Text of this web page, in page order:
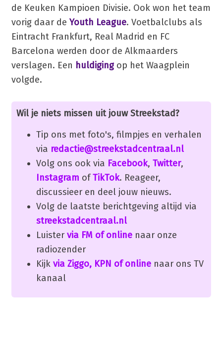
de Keuken Kampioen Divisie. Ook won het team
vorig daar de Youth League. Voetbalclubs als
Eintracht Frankfurt, Real Madrid en FC
Barcelona werden door de Alkmaarders
verslagen. Een huldigingop het Waagplein
volgde.
Wil je niets missen uit jouw Streekstad?
Tip ons met foto's, filmpjes en verhalen
via redactie@streekstadcentraal.nl
Volg ons ook via Facebook, Twitter,
Instagram ofTikTok. Reageer,
discussieer en deel jouw nieuws.
Volg de laatste berichtgeving altijd via
streekstadcentraal.nl
Luister via FM of onlinenaar onze
radiozender
Kijk via Ziggo, KPN of onlinenaar ons TV
kanaal